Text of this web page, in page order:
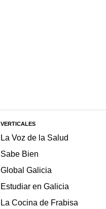
VERTICALES
La Voz de la Salud
Sabe Bien
Global Galicia
Estudiar en Galicia
La Cocina de Frabisa